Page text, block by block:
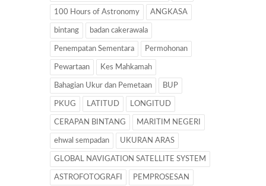
100 Hours of Astronomy ANGKASA
bintang badan cakerawala
Penempatan Sementara Permohonan
Pewartaan Kes Mahkamah
Bahagian Ukur dan Pemetaan BUP
PKUG LATITUD LONGITUD
CERAPAN BINTANG MARITIM NEGERI
ehwal sempadan UKURAN ARAS
GLOBAL NAVIGATION SATELLITE SYSTEM
ASTROFOTOGRAFI PEMPROSESAN